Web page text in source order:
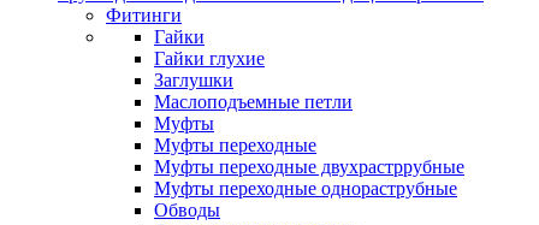
Фитинги
Гайки
Гайки глухие
Заглушки
Маслоподъемные петли
Муфты
Муфты переходные
Муфты переходные двухрастррубные
Муфты переходные однораструбные
Обводы